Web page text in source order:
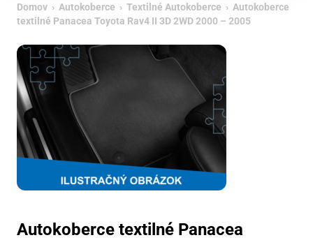
Domov › Autokoberce › Textilné Autokoberce › Autokoberce
textilné Panacea Toyota Rav4 II 3D 2WD 2000 – 2005
Autokoberce textilné Panacea